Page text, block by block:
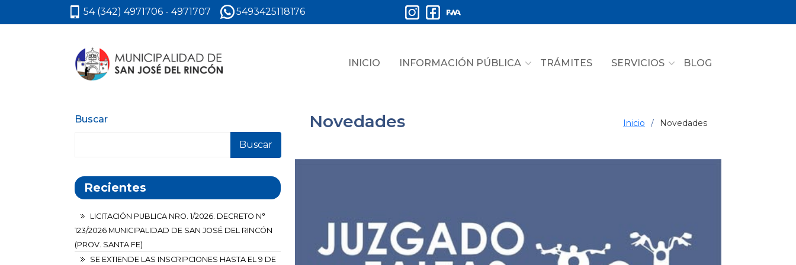
54 (342) 4971706 - 4971707 5493425118176
INICIO INFORMACIÓN PÚBLICA TRÁMITES SERVICIOS BLOG
Buscar
Buscar
Recientes
LICITACIÓN PUBLICA NRO. 1/2026. DECRETO N°
123/2026 MUNICIPALIDAD DE SAN JOSÉ DEL RINCÓN
(PROV. SANTA FE)
SE EXTIENDE LAS INSCRIPCIONES HASTA EL 9 DE
Novedades Inicio Novedades